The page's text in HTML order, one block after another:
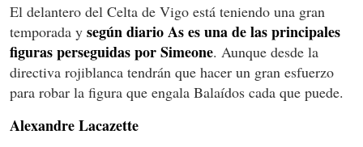
El delantero del Celta de Vigo está teniendo una gran
temporada y según diario As es una de las principales
figuras perseguidas por Simeone. Aunque desde la
directiva rojiblanca tendrán que hacer un gran esfuerzo
para robar la figura que engala Balaídos cada que puede.
Alexandre Lacazette